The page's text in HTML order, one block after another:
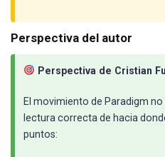
Perspectiva del autor
Perspectiva de Cristian
El movimiento de Paradigm
lectura correcta de hacia
puntos: